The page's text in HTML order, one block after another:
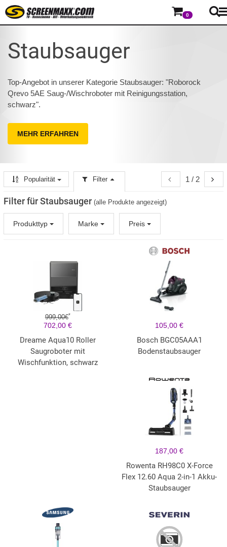
0
Staubsauger
Top-Angebot in unserer Kategorie Staubsauger: "Roborock
Qrevo 5AE Saug-/Wischroboter mit Reinigungsstation,
schwarz".
MEHR ERFAHREN
1 / 2
Popularität Filter
Filter für Staubsauger (alle Produkte angezeigt)
Produkttyp Marke Preis
999,00€*
702,00 €
Dreame Aqua10 Roller
Saugroboter mit
Wischfunktion, schwarz
105,00 €
Bosch BGC05AAA1
Bodenstaubsauger
187,00 €
Rowenta RH98C0 X-Force
Flex 12.60 Aqua 2-in-1 Akku-
Staubsauger